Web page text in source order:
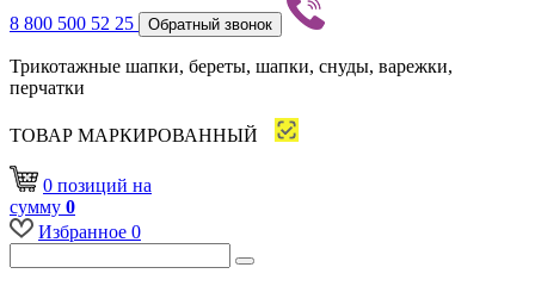
8 800 500 52 25 Обратный звонок
Трикотажные шапки, береты, шапки, снуды, варежки,
перчатки
ТОВАР МАРКИРОВАННЫЙ
0 позиций на
сумму 0
Избранное 0